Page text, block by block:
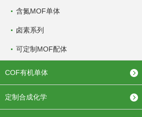
含氮MOF单体
卤素系列
可定制MOF配体
COF有机单体
定制合成化学